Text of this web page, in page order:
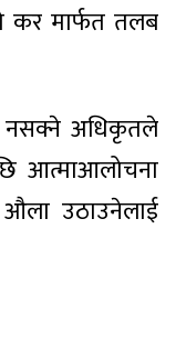
कर मार्फत तलब
नसक्ने अधिकृतले
आत्माआलोचना
उठाउनेलाई